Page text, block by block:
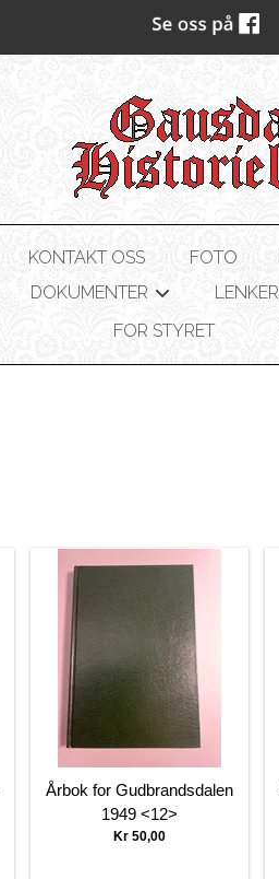
KONTAKT OSS FOTO
DOKUMENTER LENKER
FOR STYRET
Årbok for Gudbrandsdalen
1949 <12>
Kr 50,00